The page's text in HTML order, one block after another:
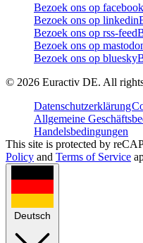
Bezoek ons op facebook
Bezoek ons op linkedin
Bezoek ons op rss-feed
Bezoek ons op
Bezoek ons op bluesky
© 2026 Euractiv DE. All
Datenschutzerklärung
Allgemeine
Handelsbedingungen
This site is protected by
Policy and Terms of Service
Deutsch